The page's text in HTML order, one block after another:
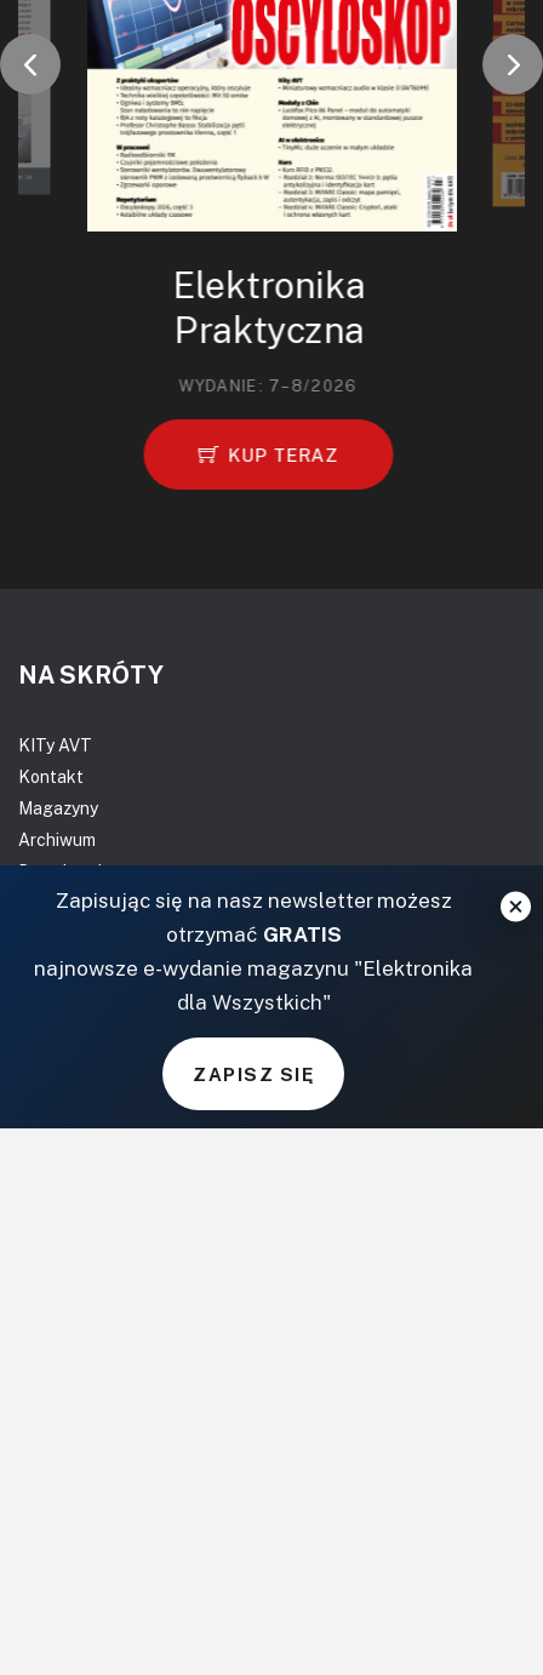
Elektronika
Praktyczna
WYDANIE: 7–8/2026
KUP TERAZ
NA SKRÓTY
KITy AVT
Kontakt
Magazyny
Archiwum
Do pobrania
NASZE SERWISY
DOM, OGRÓD I WNĘTRZA
Projekty.BudujemyDom.pl
Informator Budownictwa
Zapisując się na nasz newsletter możesz
otrzymać GRATIS
najnowsze e-wydanie magazynu "Elektronika
dla Wszystkich"
ZAPISZ SIĘ